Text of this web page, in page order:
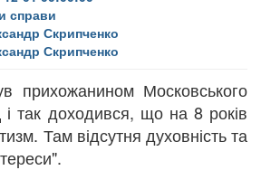
справи
Скрипченко
Скрипченко
прихожанином Московського
так доходився, що на 8 років
Там відсутня духовність та